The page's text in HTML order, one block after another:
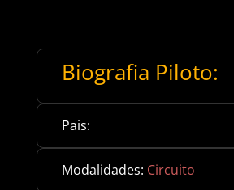
Biografia Piloto:
Pais:
Modalidades: Circuito